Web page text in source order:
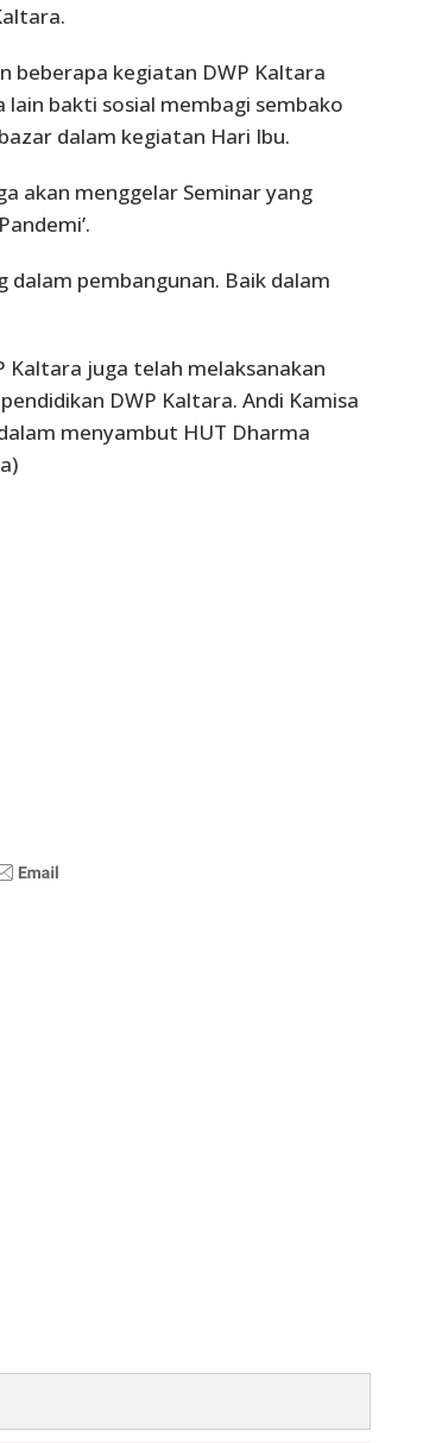
beberapa kegiatan DWP Kaltara
bakti sosial membagi sembako
dalam kegiatan Hari Ibu.
akan menggelar Seminar yang
pembangunan. Baik dalam
Kaltara juga telah melaksanakan
DWP Kaltara. Andi Kamisa
menyambut HUT Dharma